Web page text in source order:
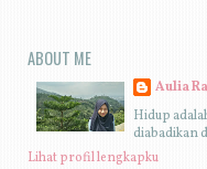
ABOUT ME
Aulia
Hidup
diabadikan
Lihat profil lengkapku